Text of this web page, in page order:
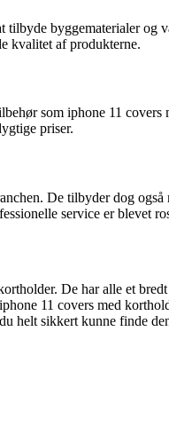
byggematerialer
kvalitet af produkterne.
som iphone 11
priser.
De tilbyder dog
service er blevet
De har alle et
11 covers med
helt sikkert kunne finde